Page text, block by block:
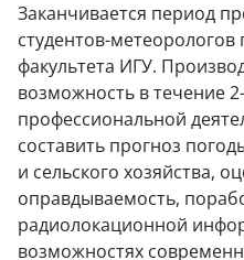
Заканчивается период
студентов-метеорологов
факультета ИГУ.
возможность в течение
профессиональной
составить прогноз
и сельского хозяйства,
оправдываемость,
радиолокационной
возможностях